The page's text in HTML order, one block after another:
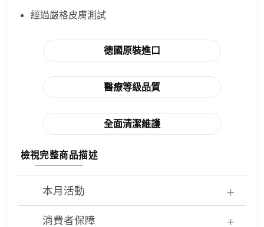
經過嚴格皮膚測試
德國原裝進口
醫療等級品質
全面清潔維護
檢視完整商品描述
本月活動
消費者保障